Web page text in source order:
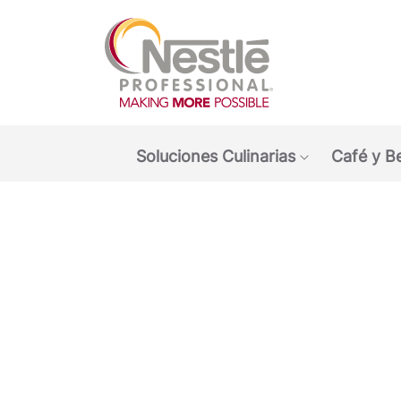
Soluciones Culinarias
Show
Café y